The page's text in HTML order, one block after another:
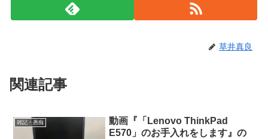
草井真良
関連記事
雑記・愚痴
動画『「Lenovo ThinkPad
E570」のお手入れをします』の